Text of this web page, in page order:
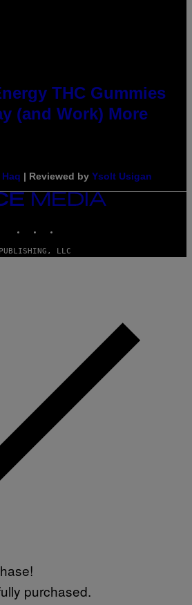
THC Gummies
(and Work) More
| Reviewed by Ysolt Usigan
LLC
purchased.